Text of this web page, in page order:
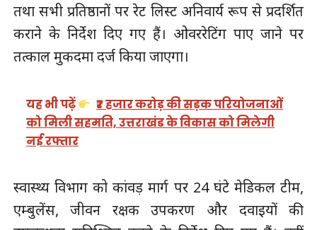
तथा सभी प्रतिष्ठानों पर रेट लिस्ट अनिवार्य रूप से प्रदर्शित
कराने के निर्देश दिए गए हैं। ओवररेटिंग पाए जाने पर
तत्काल मुकदमा दर्ज किया जाएगा।
यह भी पढ़ें
₹7 हजार करोड़ की सड़क परियोजनाओं
को मिली सहमति, उत्तराखंड के विकास को मिलेगी
नई रफ्तार
स्वास्थ्य विभाग को कांवड़ मार्ग पर 24 घंटे मेडिकल टीम,
एम्बुलेंस, जीवन रक्षक उपकरण और दवाइयों की